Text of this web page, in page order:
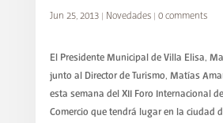
Jun 25, 2013| Novedades| 0 comments
El Presidente Municipal de Villa Elisa,
junto al Director de Turismo, Matías
esta semana del XII Foro Internacional
Comercio que tendrá lugar en la ciudad